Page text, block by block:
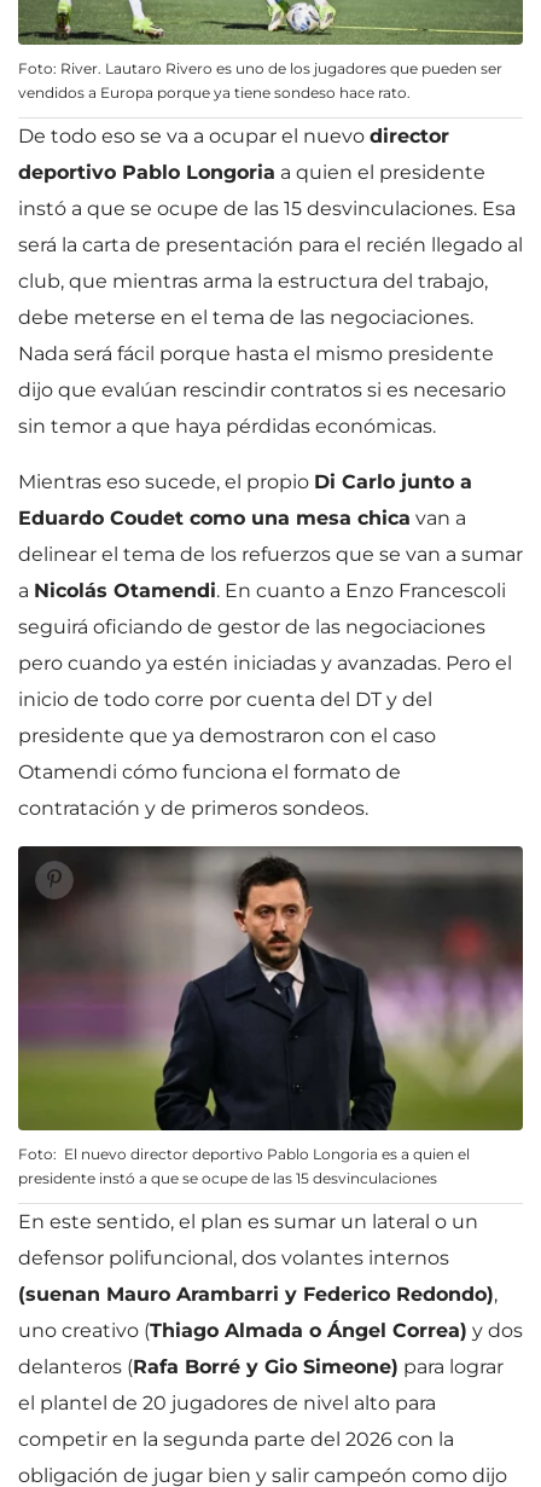
Foto: River. Lautaro Rivero es uno de los jugadores que pueden ser
vendidos a Europa porque ya tiene sondeso hace rato.
De todo eso se va a ocupar el nuevo director
deportivo Pablo Longoria a quien el presidente
instó a que se ocupe de las 15 desvinculaciones. Esa
será la carta de presentación para el recién llegado al
club, que mientras arma la estructura del trabajo,
debe meterse en el tema de las negociaciones.
Nada será fácil porque hasta el mismo presidente
dijo que evalúan rescindir contratos si es necesario
sin temor a que haya pérdidas económicas.
Mientras eso sucede, el propio Di Carlo junto a
Eduardo Coudet como una mesa chica van a
delinear el tema de los refuerzos que se van a sumar
a Nicolás Otamendi. En cuanto a Enzo Francescoli
seguirá oficiando de gestor de las negociaciones
pero cuando ya estén iniciadas y avanzadas. Pero el
inicio de todo corre por cuenta del DT y del
presidente que ya demostraron con el caso
Otamendi cómo funciona el formato de
contratación y de primeros sondeos.
Foto: El nuevo director deportivo Pablo Longoria es a quien el
presidente instó a que se ocupe de las 15 desvinculaciones
En este sentido, el plan es sumar un lateral o un
defensor polifuncional, dos volantes internos
(suenan Mauro Arambarri y Federico Redondo),
uno creativo (Thiago Almada o Ángel Correa) y dos
delanteros (Rafa Borré y Gio Simeone) para lograr
el plantel de 20 jugadores de nivel alto para
competir en la segunda parte del 2026 con la
obligación de jugar bien y salir campeón como dijo